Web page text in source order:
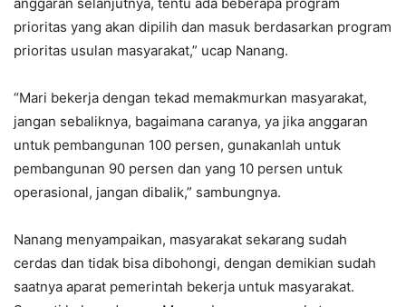
prioritas yang akan dipilih dan masuk berdasarkan program
prioritas usulan masyarakat,” ucap Nanang.
“Mari bekerja dengan tekad memakmurkan masyarakat,
jangan sebaliknya, bagaimana caranya, ya jika anggaran
untuk pembangunan 100 persen, gunakanlah untuk
pembangunan 90 persen dan yang 10 persen untuk
operasional, jangan dibalik,” sambungnya.
Nanang menyampaikan, masyarakat sekarang sudah
cerdas dan tidak bisa dibohongi, dengan demikian sudah
saatnya aparat pemerintah bekerja untuk masyarakat.